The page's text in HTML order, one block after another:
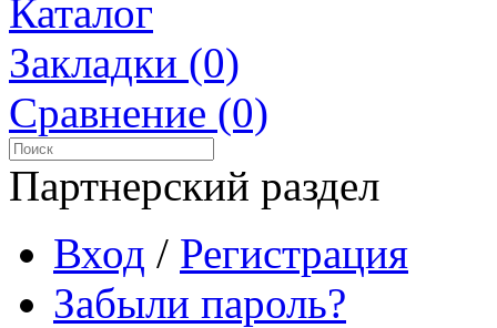
Каталог
Закладки (0)
Сравнение (0)
Партнерский раздел
Вход / Регистрация
Забыли пароль?